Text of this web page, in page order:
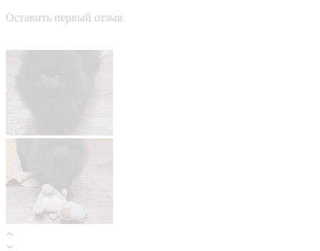
Оставить первый отзыв